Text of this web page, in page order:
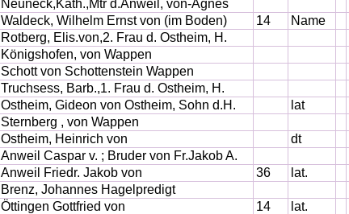
Neuneck,Kath.,Mtr d.Anweil, von-Agnes
Waldeck, Wilhelm Ernst von (im Boden) 14 Name
Rotberg, Elis.von,2. Frau d. Ostheim, H.
Königshofen, von Wappen
Schott von Schottenstein Wappen
Truchsess, Barb.,1. Frau d. Ostheim, H.
Ostheim, Gideon von Ostheim, Sohn d.H.
lat
Sternberg , von Wappen
Ostheim, Heinrich von dt
Anweil Caspar v. ; Bruder von Fr.Jakob A.
Anweil Friedr. Jakob von 36 lat.
Brenz, Johannes Hagelpredigt
Öttingen Gottfried von 14 lat.